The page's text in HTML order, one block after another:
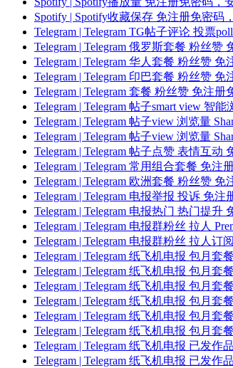
Spotify | Spotify收藏保存 免注册免密码
Telegram | Telegram TG帖子评论 投票
Telegram | Telegram 俄罗斯套餐 粉丝
Telegram | Telegram 华人套餐 粉丝赞
Telegram | Telegram 印巴套餐 粉丝赞
Telegram | Telegram 套餐 粉丝赞 免注
Telegram | Telegram 帖子smart view 智
Telegram | Telegram 帖子view 浏览量
Telegram | Telegram 帖子view 浏览量
Telegram | Telegram 帖子点赞 表情互
Telegram | Telegram 常用组合套餐 免
Telegram | Telegram 欧洲套餐 粉丝赞
Telegram | Telegram 电报举报 投诉 免
Telegram | Telegram 电报热门 热门提
Telegram | Telegram 电报群粉丝 拉人
Telegram | Telegram 电报群粉丝 拉人
Telegram | Telegram 纸飞机电报 包月
Telegram | Telegram 纸飞机电报 包月
Telegram | Telegram 纸飞机电报 包月
Telegram | Telegram 纸飞机电报 包月
Telegram | Telegram 纸飞机电报 包月
Telegram | Telegram 纸飞机电报 包月
Telegram | Telegram 纸飞机电报 已发
Telegram | Telegram 纸飞机电报 已发